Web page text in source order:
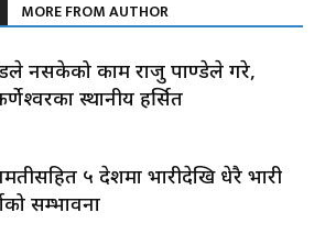
MORE FROM AUTHOR
नसकेको काम राजु पाण्डेले गरे,
स्थानीय हर्सित
५ प्रदेशमा भारीदेखि धेरै भारी
सम्भावना